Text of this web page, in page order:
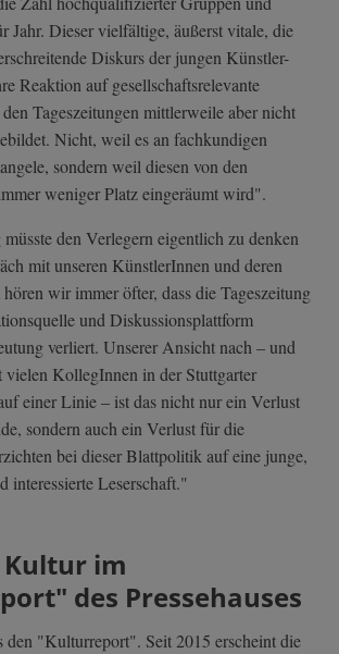
Jahr. Dieser vielfältige, äußerst vitale, die
Diskurs der jungen Künstler-
Reaktion auf gesellschaftsrelevante
Tageszeitungen mittlerweile aber nicht
Nicht, weil es an fachkundigen
sondern weil diesen von den
weniger Platz eingeräumt wird".
den Verlegern eigentlich zu denken
mit unseren KünstlerInnen und deren
wir immer öfter, dass die Tageszeitung
und Diskussionsplattform
verliert. Unserer Ansicht nach – und
KollegInnen in der Stuttgarter
einer Linie – ist das nicht nur ein Verlust
sondern auch ein Verlust für die
bei dieser Blattpolitik auf eine junge,
interessierte Leserschaft."
im
des Pressehauses
den "Kulturreport". Seit 2015 erscheint die